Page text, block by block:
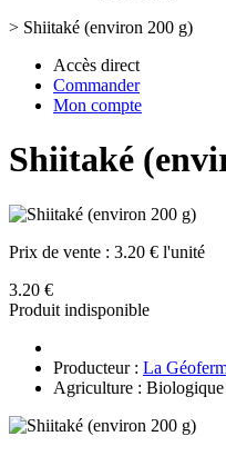
> Shiitaké (environ 200 g)
Accès direct
Commander
Mon compte
Shiitaké
Prix de vente : 3.20 € l'unité
3.20 €
Produit indisponible
Producteur : La
Agriculture : Biologique